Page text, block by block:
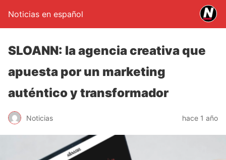
Noticias en español
SLOANN: la agencia creativa que
apuesta por un marketing
auténtico y transformador
Noticias hace 1 año